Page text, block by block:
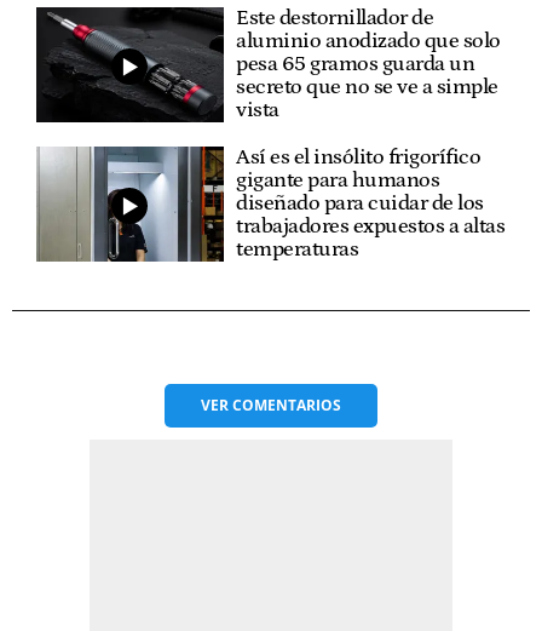
Este destornillador de
aluminio anodizado que solo
pesa 65 gramos guarda un
secreto que no se ve a simple
vista
Así es el insólito frigorífico
gigante para humanos
diseñado para cuidar de los
trabajadores expuestos a altas
temperaturas
VERCOMENTARIOS